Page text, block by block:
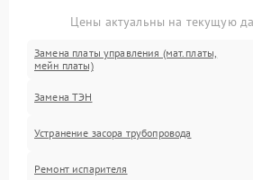
Цены актуальны на текущую
Замена платы управления (мат.платы,
мейн платы)
Замена ТЭН
Устранение засора трубопровода
Ремонт испарителя